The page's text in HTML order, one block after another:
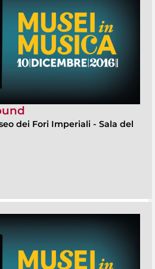
dei Fori Imperiali - Sala del